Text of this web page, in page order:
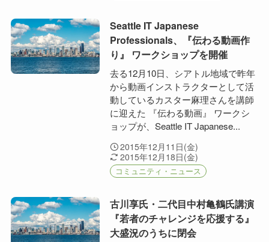
Seattle IT Japanese
Professionals、『伝わる動画作
り』 ワークショップを開催
去る12月10日、シアトル地域で昨年
から動画インストラクターとして活
動しているカスター麻理さんを講師
に迎えた 『伝わる動画』 ワークシ
ョップが、Seattle IT Japanese...
2015年12月11日(金)
2015年12月18日(金)
コミュニティ・ニュース
古川享氏・二代目中村亀鶴氏講演
『若者のチャレンジを応援する』
大盛況のうちに閉会